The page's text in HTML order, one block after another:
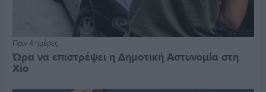
Πριν 4 ημέρες
Ώρα να επιστρέψει η Δημοτική Αστυνομία στη
Χίο